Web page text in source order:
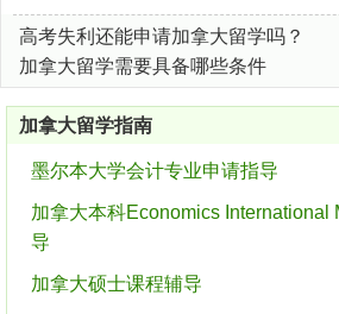
高考失利还能申请加拿大留学吗？
加拿大留学需要具备哪些条件
加拿大留学指南
墨尔本大学会计专业申请指导
加拿大本科Economics International
导
加拿大硕士课程辅导